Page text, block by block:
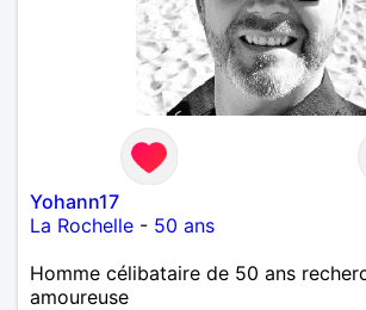
Yohann17
La Rochelle - 50 ans
Homme célibataire de 50 ans
amoureuse